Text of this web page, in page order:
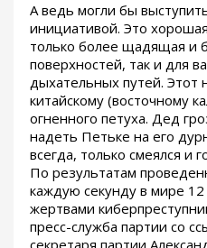
А ведь могли бы
инициативой. Это
только более щадящая и
поверхностей, так и для
дыхательных путей. Этот
китайскому (восточному
огненного петуха. Дед
надеть Петьке на его
всегда, только смеялся и
По результатам
каждую секунду в мире 12
жертвами
пресс-служба партии со